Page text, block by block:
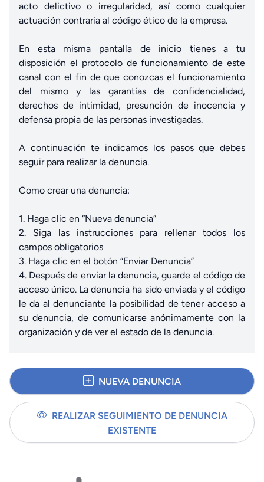
acto delictivo o irregularidad, así como cualquier
actuación contraria al código ético de la empresa.
En esta misma pantalla de inicio tienes a tu
disposición el protocolo de funcionamiento de este
canal con el fin de que conozcas el funcionamiento
del mismo y las garantías de confidencialidad,
derechos de intimidad, presunción de inocencia y
defensa propia de las personas investigadas.
A continuación te indicamos los pasos que debes
seguir para realizar la denuncia.
Como crear una denuncia:
1. Haga clic en “Nueva denuncia”
2. Siga las instrucciones para rellenar todos los
campos obligatorios
3. Haga clic en el botón “Enviar Denuncia”
4. Después de enviar la denuncia, guarde el código de
acceso único. La denuncia ha sido enviada y el código
le da al denunciante la posibilidad de tener acceso a
su denuncia, de comunicarse anónimamente con la
organización y de ver el estado de la denuncia.
NUEVA DENUNCIA
REALIZAR SEGUIMIENTO DE DENUNCIA
EXISTENTE